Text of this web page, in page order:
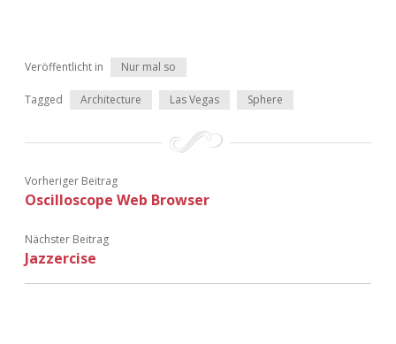
Veröffentlicht in Nur mal so
Tagged Architecture Las Vegas Sphere
Vorheriger Beitrag
Oscilloscope Web Browser
Nächster Beitrag
Jazzercise